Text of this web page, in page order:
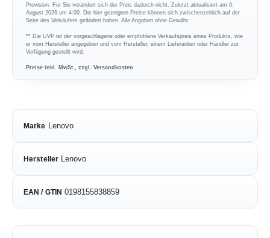
Provision. Für Sie verändert sich der Preis dadurch nicht. Zuletzt aktualisiert am 9.
August 2026 um 4:00. Die hier gezeigten Preise können sich zwischenzeitlich auf der
Seite des Verkäufers geändert haben. Alle Angaben ohne Gewähr.
** Die UVP ist der vorgeschlagene oder empfohlene Verkaufspreis eines Produkts, wie
er vom Hersteller angegeben und vom Hersteller, einem Lieferanten oder Händler zur
Verfügung gestellt wird.
Preise inkl. MwSt., zzgl. Versandkosten
Marke Lenovo
Hersteller Lenovo
EAN / GTIN 0198155838859